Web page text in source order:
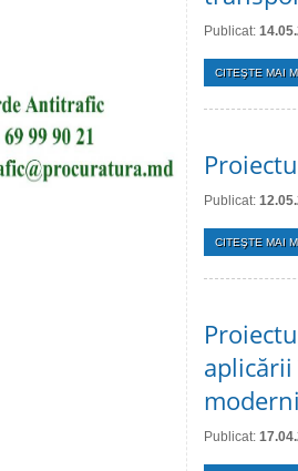
Publicat:
CITEŞTE MAI
Publicat:
CITEŞTE MAI
Publicat: